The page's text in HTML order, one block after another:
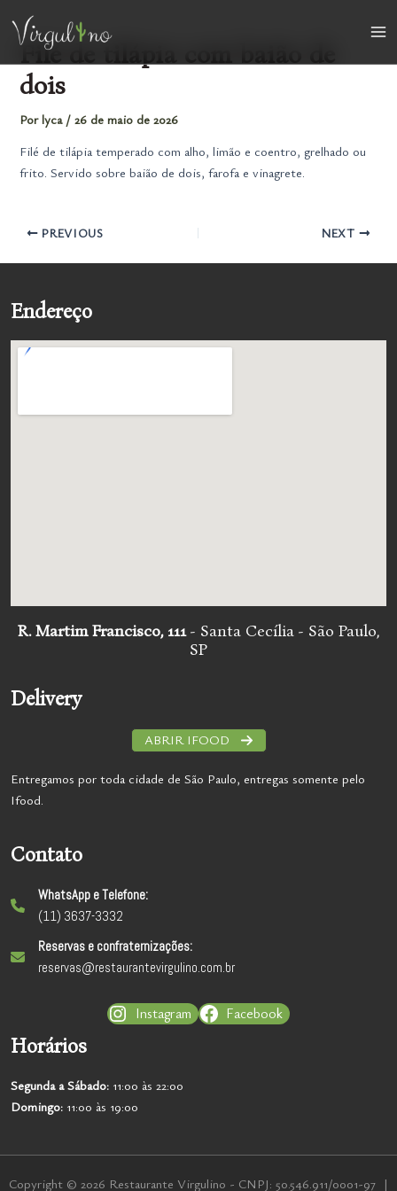
para
conteúdo
Filé de tilápia com baião de
dois
Porlyca /26 de maio de 2026
Filé de tilápia temperado com alho, limão e coentro, grelhado ou
frito. Servido sobre baião de dois, farofa e vinagrete.
PREVIOUS NEXT
Endereço
R. Martim Francisco, 111- Santa Cecília - São Paulo,
SP
Delivery
ABRIR IFOOD
Entregamos por toda cidade de São Paulo, entregas somente pelo
Ifood.
Contato
WhatsApp e Telefone:
(11) 3637-3332
Reservas e confraternizações:
reservas@restaurantevirgulino.com.br
Instagram Facebook
Horários
Segunda aSábado: 11:00 às 22:00
Domingo: 11:00 às 19:00
Copyright © 2026 Restaurante Virgulino - CNPJ: 50.546.911/0001-97 |